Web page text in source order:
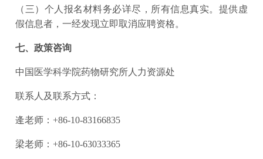
（三）个人报名材料务必详尽，所有信息真实。提供虚
假信息者，一经发现立即取消应聘资格。
七、政策咨询
中国医学科学院药物研究所人力资源处
联系人及联系方式：
逄老师：+86-10-83166835
梁老师：+86-10-63033365